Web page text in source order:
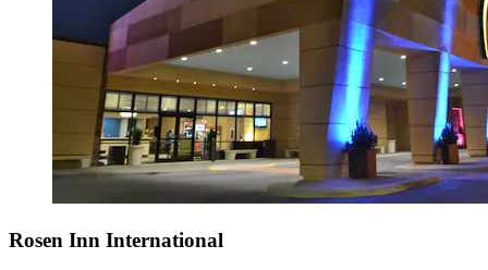
Rosen Inn International